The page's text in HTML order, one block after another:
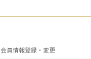
会員情報登録・変更